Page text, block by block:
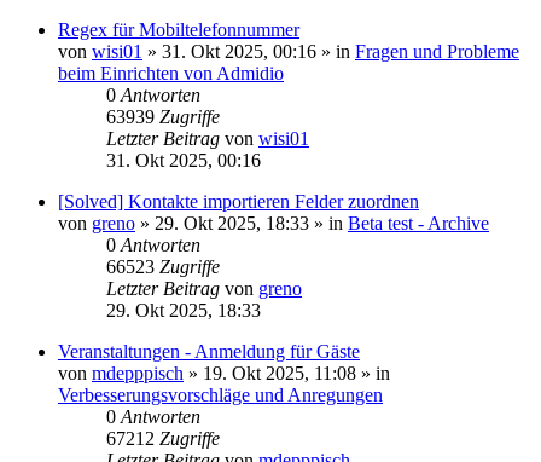
Regex für Mobiltelefonnummer
von wisi01 » 31. Okt 2025, 00:16 » in Fragen und Probleme
beim Einrichten von Admidio
0 Antworten
63939 Zugriffe
Letzter Beitrag von wisi01
31. Okt 2025, 00:16
[Solved] Kontakte importieren Felder zuordnen
von greno » 29. Okt 2025, 18:33 » in Beta test - Archive
0 Antworten
66523 Zugriffe
Letzter Beitrag von greno
29. Okt 2025, 18:33
Veranstaltungen - Anmeldung für Gäste
von mdepppisch » 19. Okt 2025, 11:08 » in
Verbesserungsvorschläge und Anregungen
0 Antworten
67212 Zugriffe